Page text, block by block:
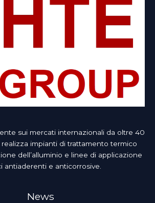
sui mercati internazionali da oltre 40
impianti di trattamento termico
dell’alluminio e linee di applicazione
antiaderenti e anticorrosive.
News